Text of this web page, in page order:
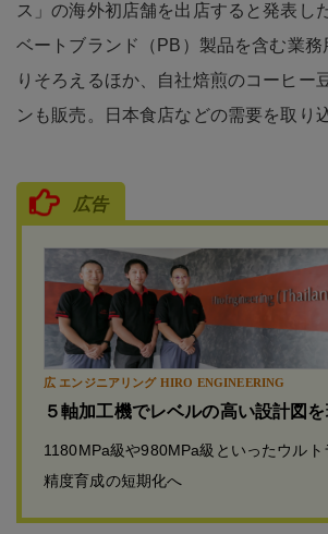
ス」の海外初店舗を出店すると発表し
ベートブランド（PB）製品を含む業務
りそろえるほか、自社焙煎のコーヒー
ンも販売。日本食店などの需要を取り
広告
広 エンジニアリング HIRO ENGINEERING
５軸加工機でレベルの高い設計図
1180MPa級や980MPa級といったウル
精度育成の短期化へ